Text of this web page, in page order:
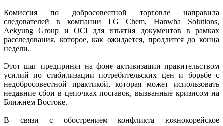
Комиссия по добросовестной торговле направила
следователей в компании LG Chem, Hanwha Solutions,
Aekyung Group и OCI для изъятия документов в рамках
расследования, которое, как ожидается, продлится до конца
недели.
Этот шаг предпринят на фоне активизации правительством
усилий по стабилизации потребительских цен и борьбе с
недобросовестной практикой, которая может использовать
недавние сбои в цепочках поставок, вызванные кризисом на
Ближнем Востоке.
В связи с обострением конфликта южнокорейское